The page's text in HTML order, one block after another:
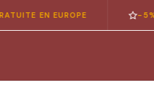
EUROPE -5% SUR